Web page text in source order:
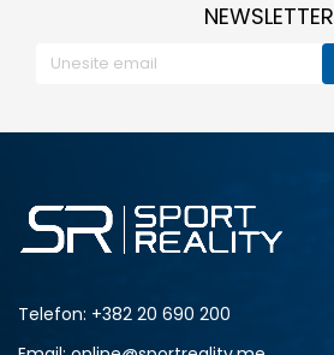
NEWSLETTER
Telefon: +382 20 690 200